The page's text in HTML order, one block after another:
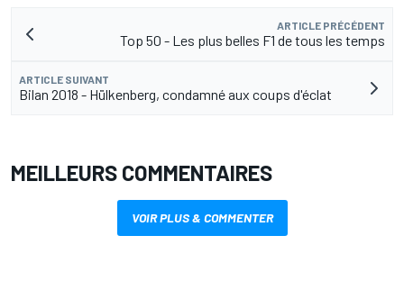
ARTICLE PRÉCÉDENT
Top 50 - Les plus belles F1 de tous les temps
ARTICLE SUIVANT
Bilan 2018 - Hülkenberg, condamné aux coups d'éclat
MEILLEURS COMMENTAIRES
VOIR PLUS & COMMENTER